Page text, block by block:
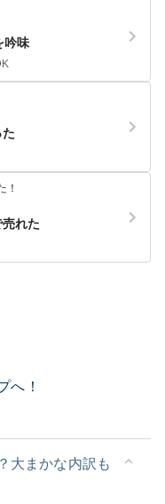
吟味
！
れた
へ！
大まかな内訳も